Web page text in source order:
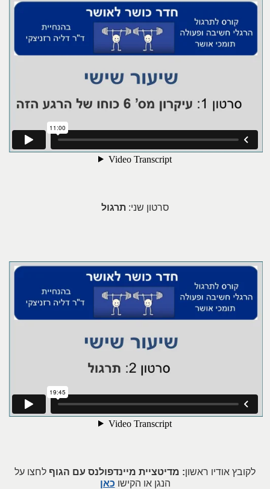
סרטון שני: תרגול
לקובץ אודיו ראשון: מדיטציית מיינדפולנס עם הגוף לחצו על
הנגן או הקישו כאן